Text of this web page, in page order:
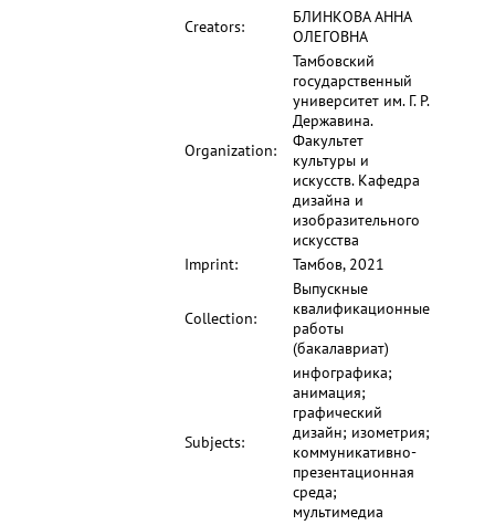
Creators:
БЛИНКОВА АННА
ОЛЕГОВНА
Organization:
Тамбовский
государственный
университет им. Г. Р.
Державина.
Факультет
культуры и
искусств. Кафедра
дизайна и
изобразительного
искусства
Imprint:
Тамбов, 2021
Collection:
Выпускные
квалификационные
работы
(бакалавриат)
Subjects:
инфографика;
анимация;
графический
дизайн; изометрия;
коммуникативно-
презентационная
среда;
мультимедиа